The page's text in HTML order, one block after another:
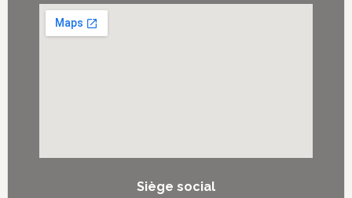
Siège social